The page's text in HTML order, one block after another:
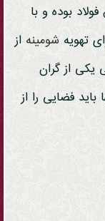
بوده و با
تهویه شومینه از
یکی از گران
فضایی را از